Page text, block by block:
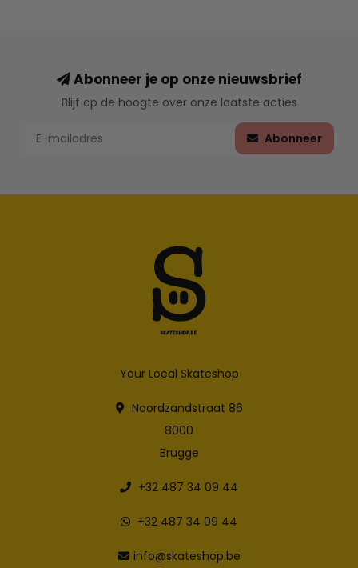
Abonneer je op onze nieuwsbrief
Blijf op de hoogte over onze laatste acties
Abonneer
Your Local Skateshop
Noordzandstraat 86
8000
Brugge
+32 487 34 09 44
+32 487 34 09 44
info@skateshop.be